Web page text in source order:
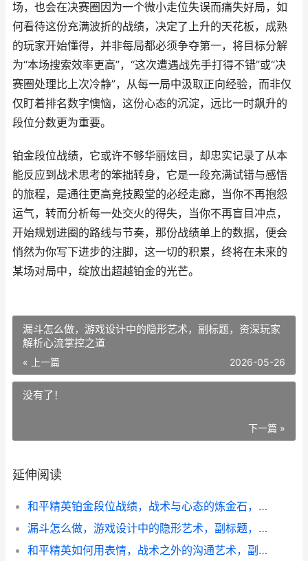
场，也会在决赛圈因为一个微小走位失误而痛失好局，如
何看待这份充满波折的战绩，决定了上升的天花板，成熟
的玩家开始懂得，并非每局都必须争夺第一，将目标分解
为“本场搜索效率更高”，“这次遭遇战先手打得不错”或“决
赛圈处理比上次冷静”，从每一局中汲取正向经验，而非仅
仅盯着排名数字懊恼，这份心态的沉淀，远比一时飙升的
段位分数更为重要。
铂金段位战绩，它或许不够华丽炫目，却忠实记录了从本
能反应到战术思考的笨拙转身，它是一段充满试错与感悟
的旅程，是通往更高竞技殿堂的必经走廊，当你不再抱怨
运气，转而分析每一处交火的得失，当你不再盲目冲点，
开始规划进圈的路线与节奏，那份战绩单上的数据，便会
悄然为你写下进步的注脚，这一切的积累，终将在未来的
某场对局中，绽放出超越铂金的光芒。
漏斗怎么做，游戏设计中的隐形艺术，副标题，资深玩家
解析心流掌控之道
« 上一篇 2026-05-26
没有了！
下一篇 »
延伸阅读
和平精英铂金段位战绩，战术与心态的炼金石，一个普通玩家的跃迁日记
漏斗怎么做，游戏设计中的隐形艺术，副标题，资深玩家解析心流掌控之道
和平精英如何用表情，战术之外的沟通艺术，副标题，指尖舞动的无声战歌